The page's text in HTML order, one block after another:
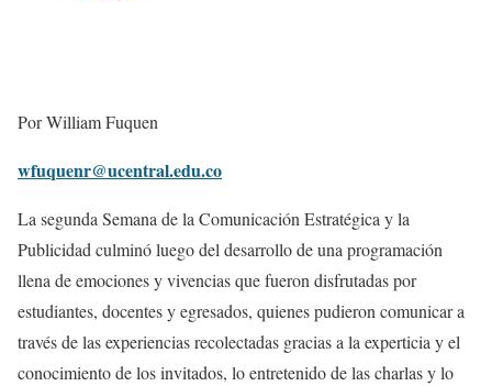
Por William Fuquen
wfuquenr@ucentral.edu.co
La segunda Semana de la Comunicación Estratégica y la
Publicidad culminó luego del desarrollo de una programación
llena de emociones y vivencias que fueron disfrutadas por
estudiantes, docentes y egresados, quienes pudieron comunicar a
través de las experiencias recolectadas gracias a la experticia y el
conocimiento de los invitados, lo entretenido de las charlas y lo